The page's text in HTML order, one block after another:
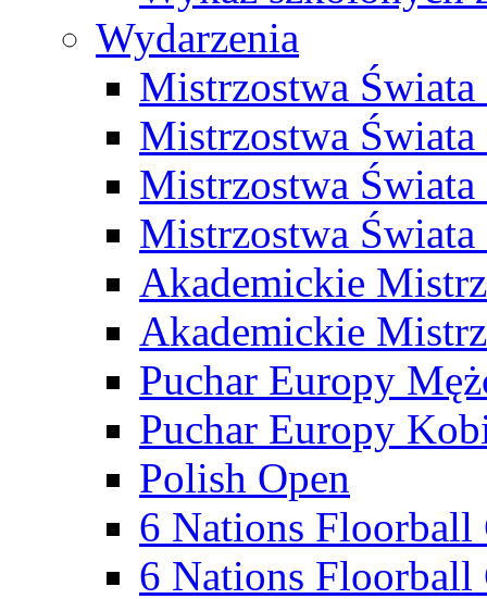
Wydarzenia
Mistrzostwa
Mistrzostwa
Mistrzostwa
Mistrzostwa
Akademickie
Akademickie
Puchar Europy
Puchar Europy
Polish Open
6 Nations Floorball
6 Nations Floorball